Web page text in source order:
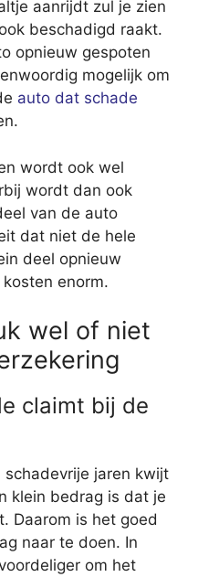
aanrijdt zul je zien
beschadigd raakt.
opnieuw gespoten
mogelijk om
auto dat schade
wordt ook wel
wordt dan ook
van de auto
dat niet de hele
deel opnieuw
enorm.
wel of niet
claimt bij de
schadevrije jaren kwijt
klein bedrag is dat je
Daarom is het goed
naar te doen. In
om het